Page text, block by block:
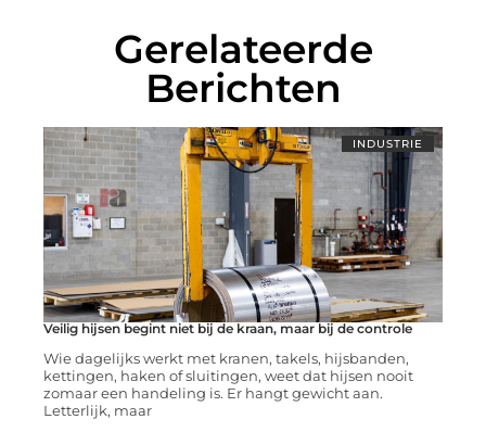
Gerelateerde
Berichten
INDUSTRIE
Veilig hijsen begint niet bij de kraan, maar bij de controle
Wie dagelijks werkt met kranen, takels, hijsbanden,
kettingen, haken of sluitingen, weet dat hijsen nooit
zomaar een handeling is. Er hangt gewicht aan.
Letterlijk, maar